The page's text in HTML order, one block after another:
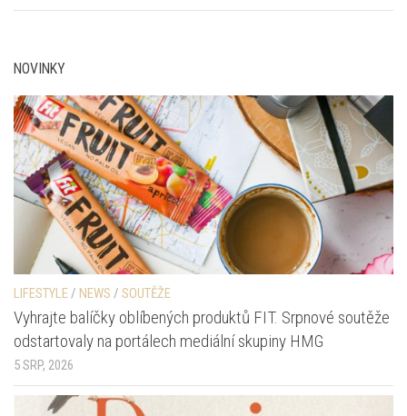
NOVINKY
LIFESTYLE/ NEWS / SOUTĚŽE
Vyhrajte balíčky oblíbených produktů FIT. Srpnové soutěže
odstartovaly na portálech mediální skupiny HMG
5 SRP, 2026